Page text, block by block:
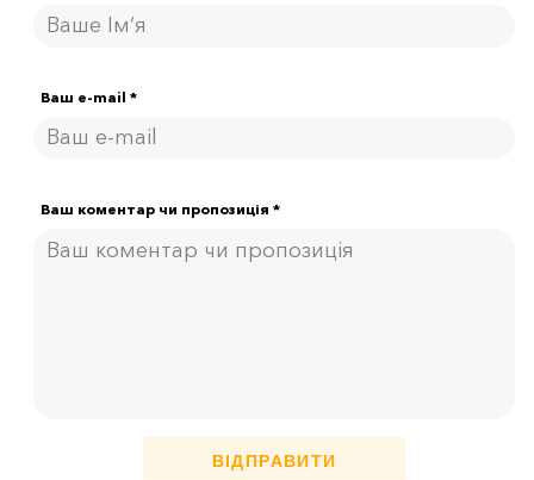
Ваш e-mail *
Ваш коментар чи пропозиція *
ВІДПРАВИТИ